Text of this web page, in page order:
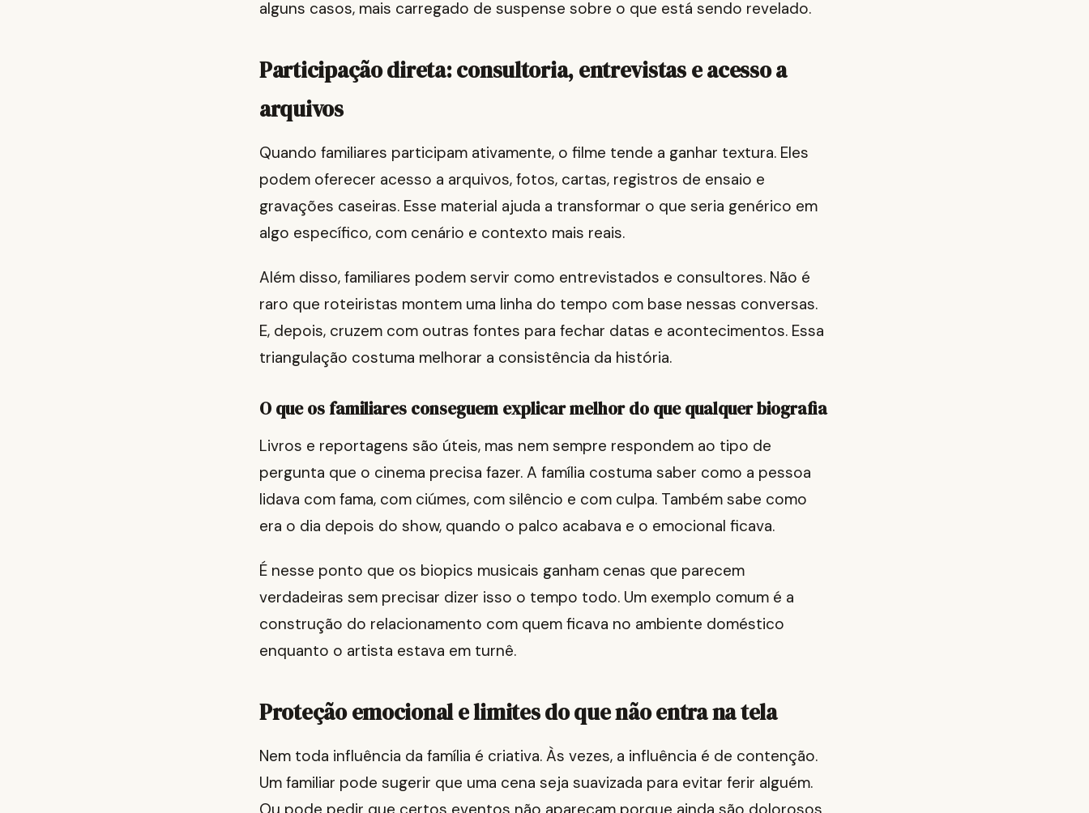
alguns casos, mais carregado de suspense sobre o que está sendo revelado.
Participação direta: consultoria, entrevistas e acesso a
arquivos
Quando familiares participam ativamente, o filme tende a ganhar textura. Eles
podem oferecer acesso a arquivos, fotos, cartas, registros de ensaio e
gravações caseiras. Esse material ajuda a transformar o que seria genérico em
algo específico, com cenário e contexto mais reais.
Além disso, familiares podem servir como entrevistados e consultores. Não é
raro que roteiristas montem uma linha do tempo com base nessas conversas.
E, depois, cruzem com outras fontes para fechar datas e acontecimentos. Essa
triangulação costuma melhorar a consistência da história.
O que os familiares conseguem explicar melhor do que qualquer biografia
Livros e reportagens são úteis, mas nem sempre respondem ao tipo de
pergunta que o cinema precisa fazer. A família costuma saber como a pessoa
lidava com fama, com ciúmes, com silêncio e com culpa. Também sabe como
era o dia depois do show, quando o palco acabava e o emocional ficava.
É nesse ponto que os biopics musicais ganham cenas que parecem
verdadeiras sem precisar dizer isso o tempo todo. Um exemplo comum é a
construção do relacionamento com quem ficava no ambiente doméstico
enquanto o artista estava em turnê.
Proteção emocional e limites do que não entra na tela
Nem toda influência da família é criativa. Às vezes, a influência é de contenção.
Um familiar pode sugerir que uma cena seja suavizada para evitar ferir alguém.